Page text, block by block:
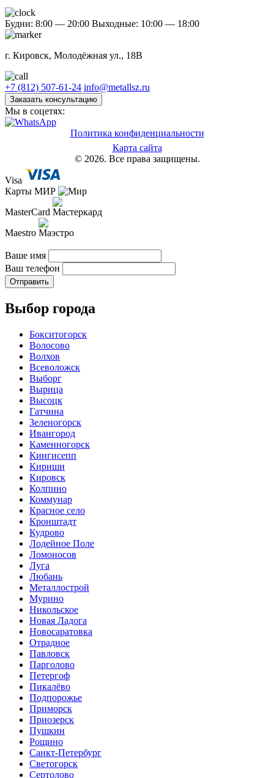
Будни: 8:00 — 20:00 Выходные: 10:00 — 18:00
г. Кировск, Молодёжная ул., 18В
+7 (812) 507-61-24 info@metallsz.ru
Заказать консультацию
Мы в соцетях:
Политика конфиденциальности
Карта сайта
© 2026. Все права защищены.
Visa
Карты МИР
MasterCard
Maestro
Ваше имя
Ваш телефон
Отправить
Выбор города
Бокситогорск
Волосово
Волхов
Всеволожск
Выборг
Вырица
Высоцк
Гатчина
Зеленогорск
Ивангород
Каменногорск
Кингисепп
Кириши
Кировск
Колпино
Коммунар
Красное село
Кронштадт
Кудрово
Лодейное Поле
Ломоносов
Луга
Любань
Металлострой
Мурино
Никольское
Новая Ладога
Новосаратовка
Отрадное
Павловск
Парголово
Петергоф
Пикалёво
Подпорожье
Приморск
Приозерск
Пушкин
Рощино
Санкт-Петербург
Светогорск
Сертолово